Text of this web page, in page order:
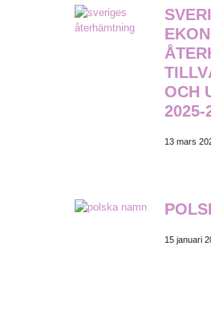
OCH
2025-
13 mars
15 januari